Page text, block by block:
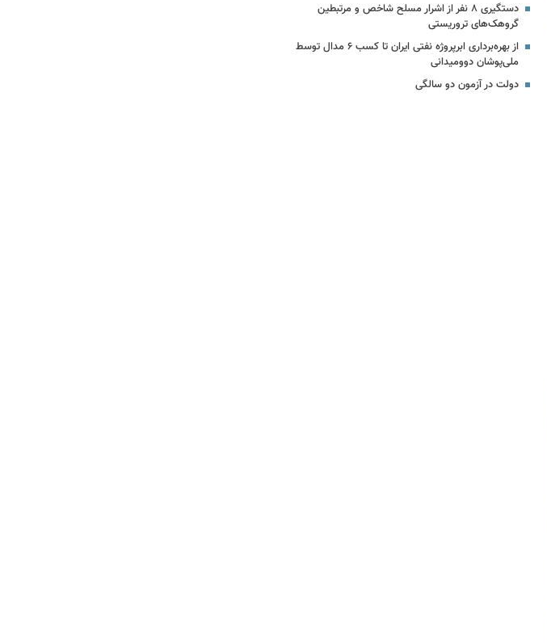
دستگیری ۸ نفر از اشرار مسلح شاخص و مرتبطین
گروهک‌های تروریستی
از بهره‌برداری ابرپروژه نفتی ایران تا کسب ۶ مدال توسط
ملی‌پوشان دوومیدانی
دولت در آزمون دو سالگی